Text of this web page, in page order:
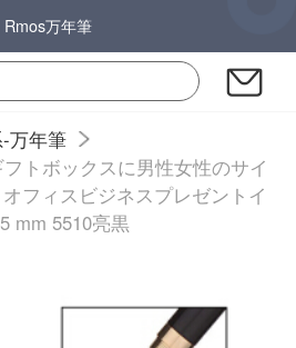
Rmos万年筆
万年筆
トボックスに男性女性のサイ
フィスビジネスプレゼントイ
mm 5510亮黒